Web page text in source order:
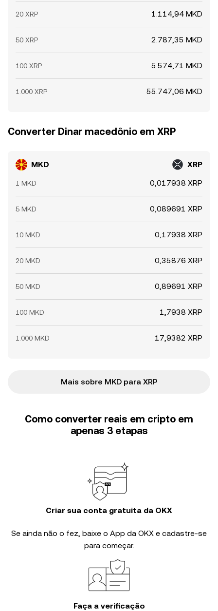
20 XRP 1.114,94 MKD
50 XRP 2.787,35 MKD
100 XRP 5.574,71 MKD
1.000 XRP 55.747,06 MKD
Converter Dinar macedônio em XRP
MKD XRP
1 MKD 0,017938 XRP
5 MKD 0,089691 XRP
10 MKD 0,17938 XRP
20 MKD 0,35876 XRP
50 MKD 0,89691 XRP
100 MKD 1,7938 XRP
1.000 MKD 17,9382 XRP
Mais sobre MKD para XRP
Como converter reais em cripto em
apenas 3 etapas
Criar sua conta gratuita da OKX
Se ainda não o fez, baixe o App da OKX e cadastre-se
para começar.
Faça a verificação